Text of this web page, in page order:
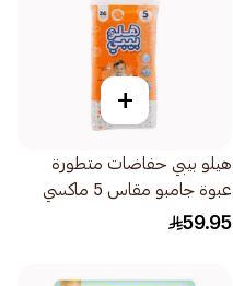
+
هيلو بيبي حفاضات متطورة
عبوة جامبو مقاس 5 ماكسي
18-11كيلو 36حبة
59.95